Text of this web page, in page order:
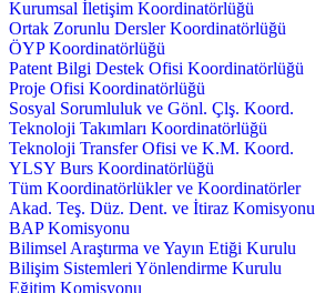
Kurumsal İletişim Koordinatörlüğü
Ortak Zorunlu Dersler Koordinatörlüğü
ÖYP Koordinatörlüğü
Patent Bilgi Destek Ofisi Koordinatörlüğü
Proje Ofisi Koordinatörlüğü
Sosyal Sorumluluk ve Gönl. Çlş. Koord.
Teknoloji Takımları Koordinatörlüğü
Teknoloji Transfer Ofisi ve K.M. Koord.
YLSY Burs Koordinatörlüğü
Tüm Koordinatörlükler ve Koordinatörler
Akad. Teş. Düz. Dent. ve İtiraz Komisyonu
BAP Komisyonu
Bilimsel Araştırma ve Yayın Etiği Kurulu
Bilişim Sistemleri Yönlendirme Kurulu
Eğitim Komisyonu